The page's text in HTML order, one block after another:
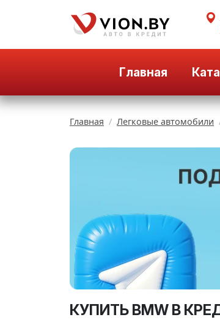
Главная
Главная Легковые автомобили
КУПИТЬ BMW В